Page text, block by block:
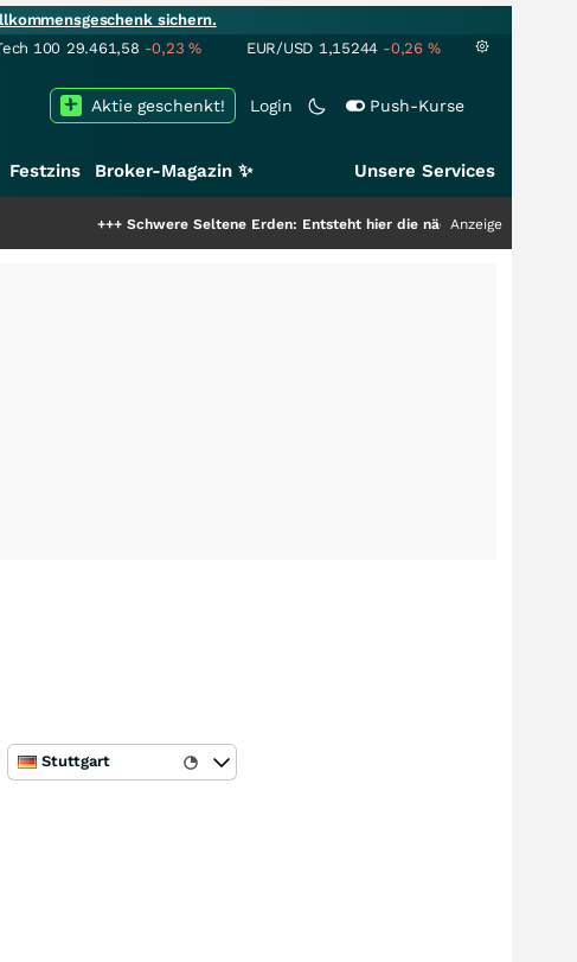
sichern.
100 29.461,58 -0,23% EUR/USD 1,15244 -0,26 %
Login Push-Kurse
Aktie geschenkt!
Festzins Broker-Magazin ✨ Unsere Services
Schwere Seltene Erden: Entsteht hier die nächste Milliardenstory?
Anzeige
Stuttgart